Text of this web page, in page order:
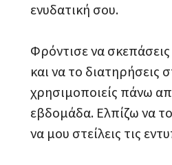
ενυδατική σου.
Φρόντισε να
και να το διατηρήσεις
χρησιμοποιείς πάνω
εβδομάδα. Ελπίζω να
να μου στείλεις τις